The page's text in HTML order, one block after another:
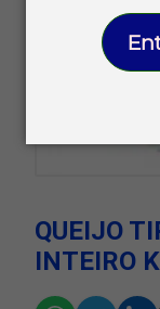
QUEIJO
INTEIRO